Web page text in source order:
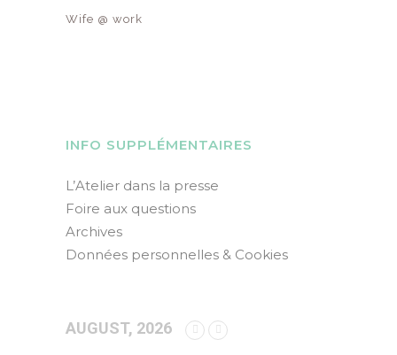
Wife @ work
INFO SUPPLÉMENTAIRES
L’Atelier dans la presse
Foire aux questions
Archives
Données personnelles & Cookies
AUGUST, 2026